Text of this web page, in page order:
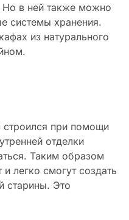
Но в ней также можно
системы хранения.
из натурального
при помощи
отделки
Таким образом
легко смогут создать
старины. Это